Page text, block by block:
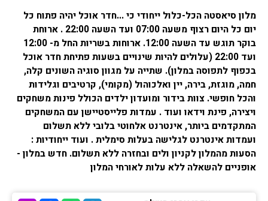
מלון סיאסטה הכל-כלול ייחודי כי ...חדר אוכל יהיה פתוח כל
יום כל היום רצוף משעה 07:00 ועד השעה 22:00 . ארוחת
בוקר תוגש עד השעה 12:00. ארוחות בשריות החל מ- 12:00
ועד 22:00 (עלולים להיות שינויים בשעות פתיחת חדר אוכל
בכפוף לתפוסה במלון). שתייה על מגוון סוגיה השונים קלה,
חמה, מוגזת, בירה, יין ואלכוהול (מקומי), קרטיבים וגלידות
והכל חופשי. צוות בידור ומועדון ילדים הכולל פינות משחקים
ויצירה, פינת וידאו ועוד . עמדות פלייסטיישן עם המשחקים
המתקדמים ביותר, אינטרנט אלחוטי בלובי ללא תשלום
ועמדות אינטרנט לגלישה בעלות סימלית . ועוד ייחודיות :
הסעות מהמלון לקניון ולים ובחזרה ללא תשלום. חדש במלון -
אופניים להשאלה ללא עלות לאורחי המלון